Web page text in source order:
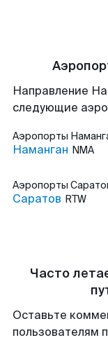
Направление
следующие
Аэропорты
Наманган NMA
Аэропорты
Саратов RTW
Часто
Оставьте
пользователям